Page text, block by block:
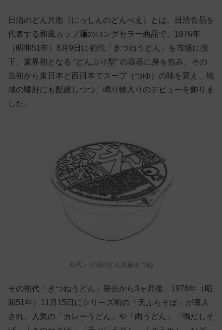
日清のどん兵衛（にっしんのどんべえ）とは、日清食品を
代表する和風カップ麺のロングセラー商品で、1976年
（昭和51年）8月9日に初代「きつねうどん」を市場に投
下。業界初となる “どんぶり型” の容器に身を包み、その
当初から東日本と西日本でスープ（つゆ）の味を変え、地
域の嗜好にも配慮しつつ、鳴り物入りのデビューを飾りま
した。
初代・日清のどん兵衛きつね
その初代「きつねうどん」発売から3ヶ月後、1976年（昭
和51年）11月15日にシリーズ初の「天ぷらそば」が導入
され、人気の「カレーうどん」や「肉うどん」「鴨だしそ